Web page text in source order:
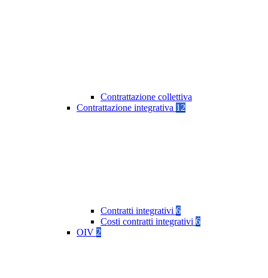
Contrattazione collettiva
Contrattazione integrativa 12
Contratti integrativi 6
Costi contratti integrativi 6
OIV 2